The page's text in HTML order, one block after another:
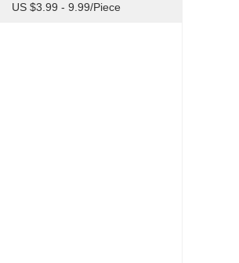
US $3.99 - 9.99/Piece